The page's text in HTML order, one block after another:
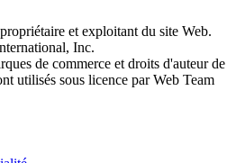
et exploitant du site Web.
Inc.
de commerce et droits d'auteur de
utilisés sous licence par Web Team